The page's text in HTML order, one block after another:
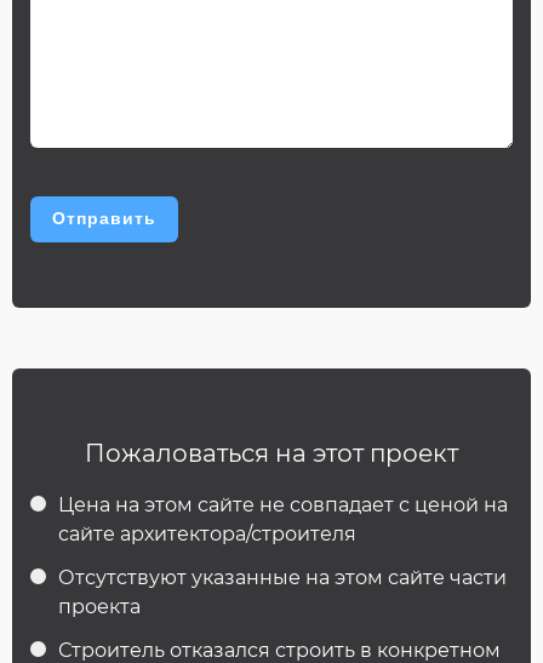
Пожаловаться на этот проект
Цена на этом сайте не совпадает с ценой на
сайте архитектора/строителя
Отсутствуют указанные на этом сайте части
проекта
Строитель отказался строить в конкретном